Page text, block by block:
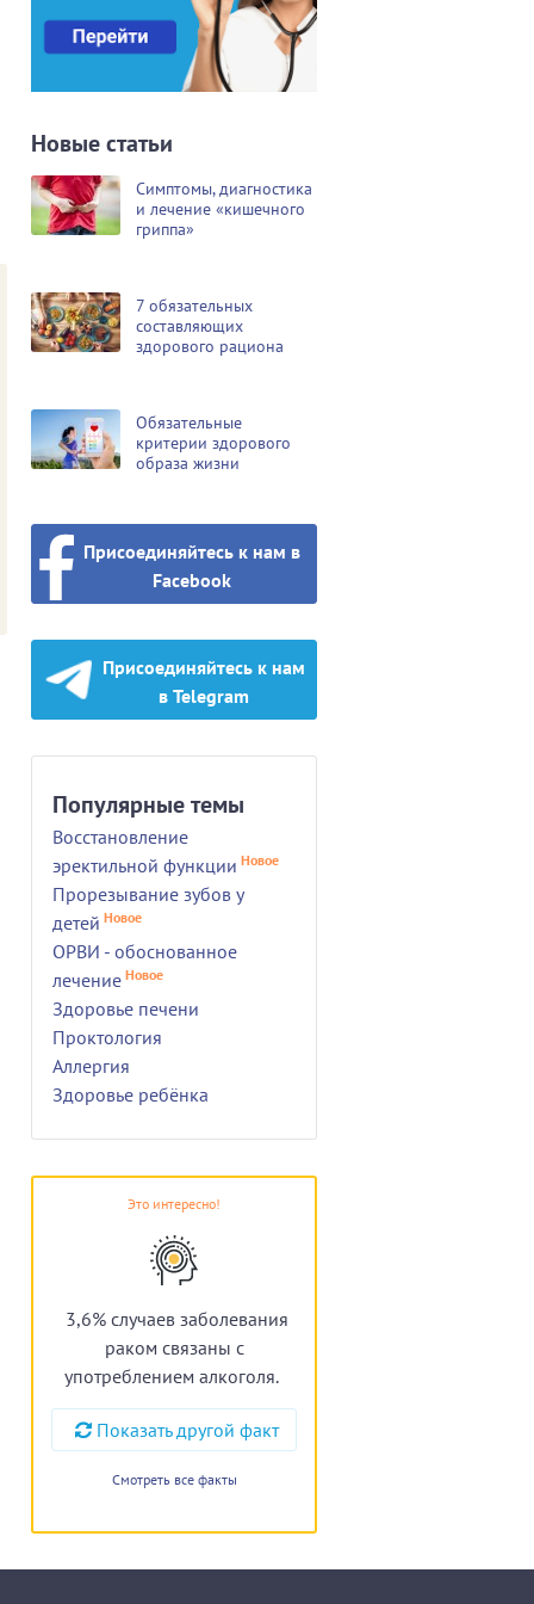
Новые статьи
Симптомы, диагностика
и лечение «кишечного
гриппа»
7 обязательных
составляющих
здорового рациона
Обязательные
критерии здорового
образа жизни
Присоединяйтесь к нам в
Facebook
Присоединяйтесь к нам
в Telegram
Популярные темы
Восстановление
эректильной функции Новое
Прорезывание зубов у
детей Новое
ОРВИ - обоснованное
лечение Новое
Здоровье печени
Проктология
Аллергия
Здоровье ребёнка
Это интересно!
3,6% случаев заболевания
раком связаны с
употреблением алкоголя.
Показать другой факт
Смотреть все факты